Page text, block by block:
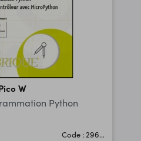
W
Python
Code : 29623